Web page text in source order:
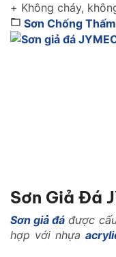
+ Không cháy,
Sơn Chống
Sơn Giả Đá
Sơn giả đá được
hợp với nhựa